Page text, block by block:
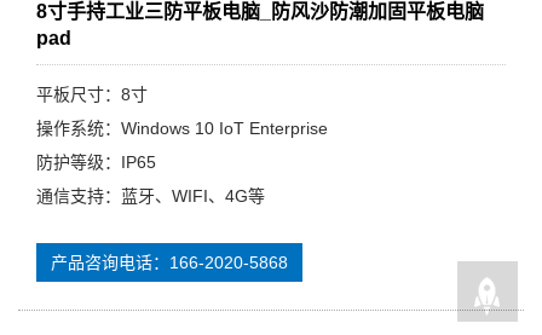
8寸手持工业三防平板电脑_防风沙防潮加固平板电脑
pad
平板尺寸：8寸
操作系统：Windows 10 IoT Enterprise
防护等级：IP65
通信支持：蓝牙、WIFI、4G等
产品咨询电话：166-2020-5868